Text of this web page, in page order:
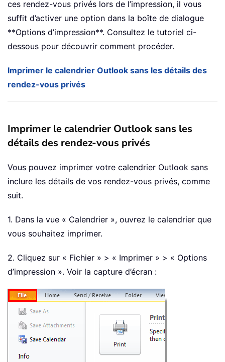
ces rendez-vous privés lors de l’impression, il vous
suffit d’activer une option dans la boîte de dialogue
**Options d’impression**. Consultez le tutoriel ci-
dessous pour découvrir comment procéder.
Imprimer le calendrier Outlook sans les détails des
rendez-vous privés
Imprimer le calendrier Outlook sans les
détails des rendez-vous privés
Vous pouvez imprimer votre calendrier Outlook sans
inclure les détails de vos rendez-vous privés, comme
suit.
1. Dans la vue « Calendrier », ouvrez le calendrier que
vous souhaitez imprimer.
2. Cliquez sur « Fichier » > « Imprimer » > « Options
d’impression ». Voir la capture d’écran :